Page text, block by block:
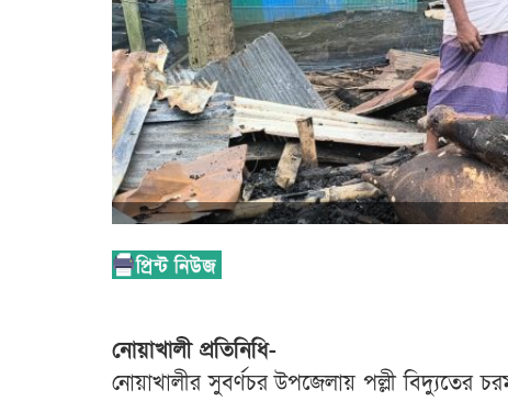
নোয়াখালী প্রতিনিধি-
নোয়াখালীর সুবর্ণচর উপজেলায় পল্লী বিদ্যুতের